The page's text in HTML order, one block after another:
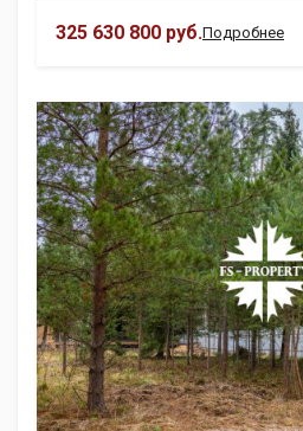
325 630 800 руб.Подробнее